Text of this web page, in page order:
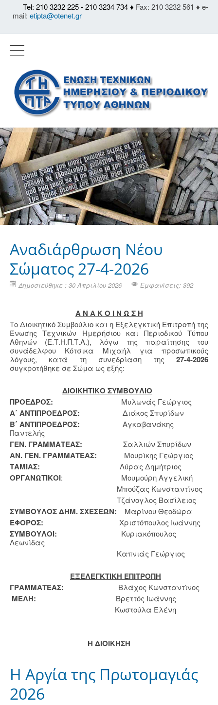
Tel: 210 3232 225 - 210 3234 734 ♦ Fax: 210 3232 561 ♦ e-
mail: etipta@otenet.gr
Αναδιάρθρωση Νέου
Σώματος 27-4-2026
Δημοσιεύθηκε : 30 Απριλίου 2026 Εμφανίσεις: 392
Α Ν Α Κ Ο Ι Ν Ω Σ Η
Το Διοικητικό Συμβούλιο και η Εξελεγκτική Επιτροπή της
Ένωσης Τεχνικών Ημερήσιου και Περιοδικού Τύπου
Αθηνών (Ε.Τ.Η.Π.Τ.Α.), λόγω της παραίτησης του
συνάδελφου Κότσικα Μιχαήλ για προσωπικούς
λόγους, κατά τη συνεδρίαση της 27-4-2026
συγκροτήθηκε σε Σώμα ως εξής:
ΔΙΟΙΚΗΤΙΚΟ ΣΥΜΒΟΥΛΙΟ
ΠΡΟΕΔΡΟΣ:
Μυλωνάς Γεώργιος
Α΄ ΑΝΤΙΠΡΟΕΔΡΟΣ: Διάκος Σπυρίδων
Β΄ ΑΝΤΙΠΡΟΕΔΡΟΣ:
Αγκαβανάκης
Παντελής
ΓΕΝ. ΓΡΑΜΜΑΤΕΑΣ: Σαλλιών Σπυρίδων
ΑΝ. ΓΕΝ. ΓΡΑΜΜΑΤΕΑΣ: Μουρίκης Γεώργιος
ΤΑΜΙΑΣ: Λύρας Δημήτριος
ΟΡΓΑΝΩΤΙΚΟΙ: Μουμούρη Αγγελική
Μπούζας Κωνσταντίνος
Τζάνογλος Βασίλειος
ΣΥΜΒΟΥΛΟΣ ΔΗΜ. ΣΧΕΣΕΩΝ: Μαρίνου Θεοδώρα
ΕΦΟΡΟΣ: Χριστόπουλος Ιωάννης
ΣΥΜΒΟΥΛΟΙ: Κυριακόπουλος
Λεωνίδας
Καπνιάς Γεώργιος
ΕΞΕΛΕΓΚΤΙΚΗ ΕΠΙΤΡΟΠΗ
ΓΡΑΜΜΑΤΕΑΣ: Βλάχος Κωνσταντίνος
ΜΕΛΗ: Βρεττός Ιωάννης
Κωστούλα Ελένη
H ΔΙΟΙΚΗΣΗ
H Αργία της Πρωτομαγιάς
2026